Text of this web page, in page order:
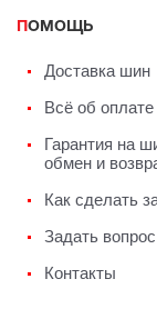
ПОМОЩЬ
Доставка шин
Всё об оплате
Гарантия на
обмен и
Как сделать
Задать
Контакты